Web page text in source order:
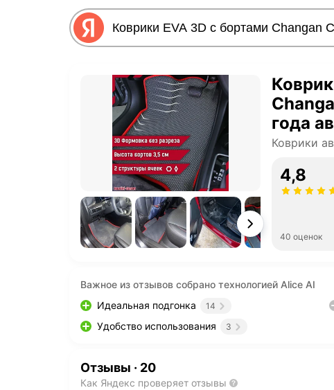
года
Коврики
4,8
40 оценок
Важное из отзывов собрано технологией Alice AI
Идеальная подгонка
14
Удобство использования 3
Отзывы · 20
Как Яндекс проверяет отзывы